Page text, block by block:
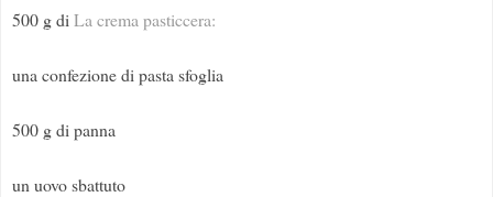
500 g di La crema pasticcera:
una confezione di pasta sfoglia
500 g di panna
un uovo sbattuto